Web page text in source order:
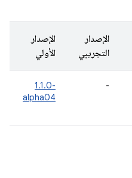
الإصدار
التجريبي
الإصدار
الأولي
-
‎1.1.0-
alpha04